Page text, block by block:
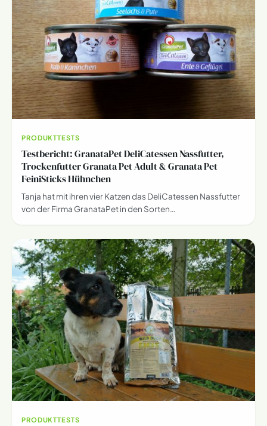
PRODUKTTESTS
Testbericht: GranataPet DeliCatessen Nassfutter,
Trockenfutter Granata Pet Adult & Granata Pet
FeiniSticks Hühnchen
Tanja hat mit ihren vier Katzen das DeliCatessen Nassfutter
von der Firma GranataPet in den Sorten…
PRODUKTTESTS